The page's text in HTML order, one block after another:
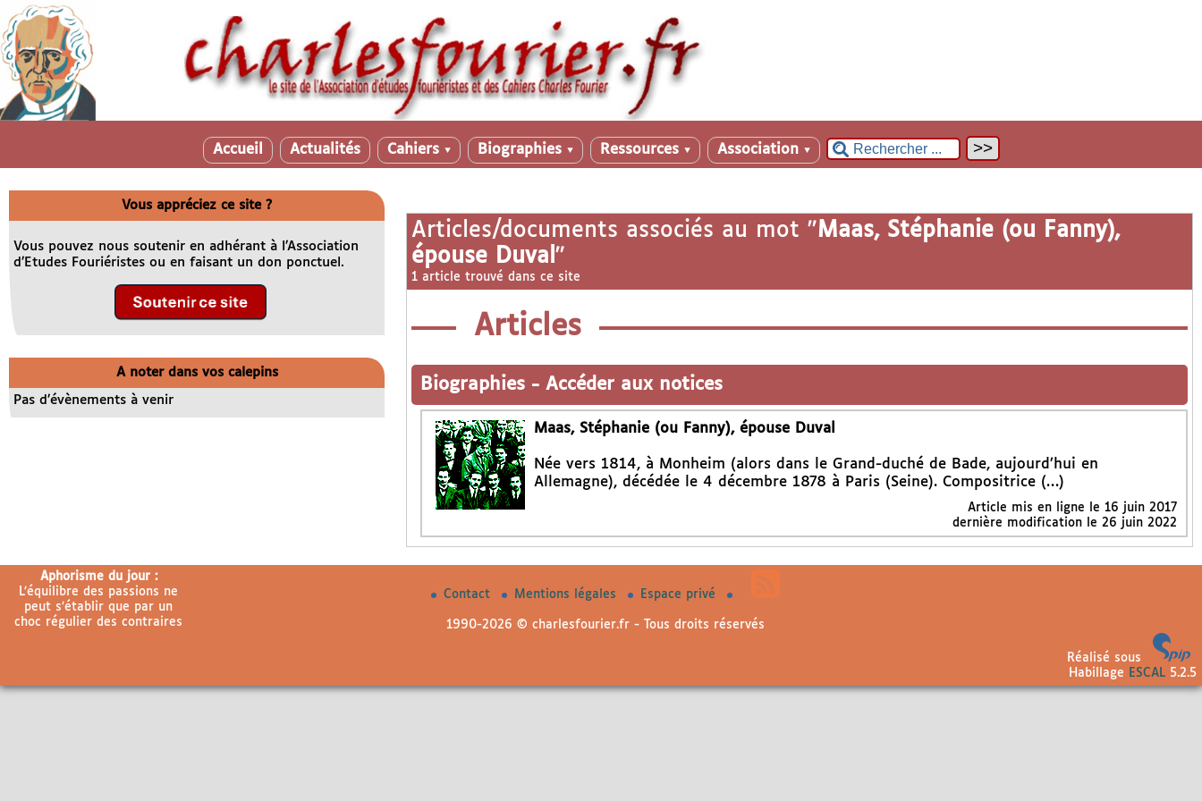
Accueil Actualités Cahiers ▼ Biographies ▼ Ressources ▼ Association ▼
Articles/documents associés au mot "Maas, Stéphanie (ou Fanny),
épouse Duval "
1 article trouvé dans ce site
Articles
Biographies - Accéder aux notices
Maas, Stéphanie (ou Fanny), épouse Duval
Née vers 1814, à Monheim (alors dans le Grand-duché de Bade, aujourd’hui en
Allemagne), décédée le 4 décembre 1878 à Paris (Seine). Compositrice (…)
Article mis en ligne le 16 juin 2017
dernière modification le 26 juin 2022
Vous appréciez ce site ?
Vous pouvez nous soutenir en adhérant à l’Association
d’Etudes Fouriéristes ou en faisant un don ponctuel.
A noter dans vos calepins
Pas d’évènements à venir
Aphorisme du jour :
L’équilibre des passions ne
peut s’établir que par un
choc régulier des contraires
Contact Mentions légales Espace privé
1990-2026 © charlesfourier.fr - Tous droits réservés
Réalisé sous
Habillage
ESCAL5.2.5